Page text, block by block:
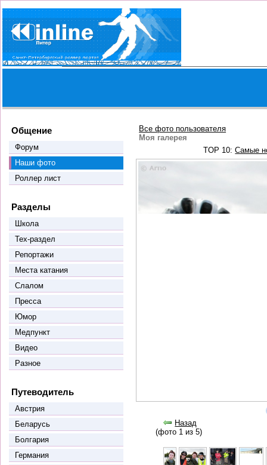
Общение
Форум
Наши фото
Роллер лист
Разделы
Школа
Тех-раздел
Репортажи
Места катания
Слалом
Пресса
Юмор
Медпункт
Видео
Разное
Путеводитель
Австрия
Беларусь
Болгария
Германия
Все фото пользователя
Моя галерея
TOP 10:Самые
Назад
(фото 1 из 5)